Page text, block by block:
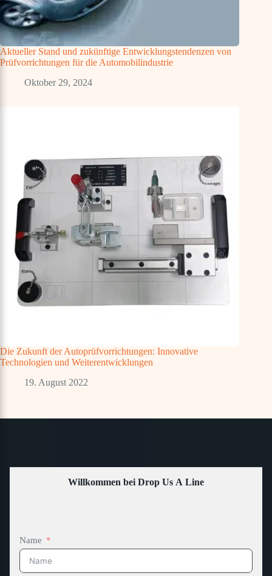
Aktueller Stand und zukünftige Entwicklungstendenzen von
Prüfvorrichtungen für die Automobilindustrie
Oktober 29, 2024
Die Zukunft der Autoprüfvorrichtungen: Innovative
Technologien und Weiterentwicklungen
19. August 2022
Willkommen bei Drop Us A Line
Name